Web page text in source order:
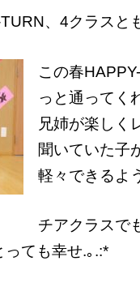
、4クラスと
この春
っと通ってく
兄姉が楽しく
聞いていた子
軽々できるよ
チアクラスで
ても幸せ.｡.:*